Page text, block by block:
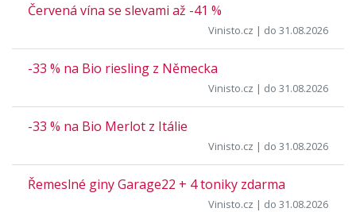
Červená vína se slevami až -41 %
Vinisto.cz | do 31.08.2026
-33 % na Bio riesling z Německa
Vinisto.cz | do 31.08.2026
-33 % na Bio Merlot z Itálie
Vinisto.cz | do 31.08.2026
Řemeslné giny Garage22 + 4 toniky zdarma
Vinisto.cz | do 31.08.2026